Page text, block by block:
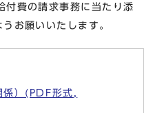
付費の請求事務に当たり添
お願いいたします。
）(PDF形式,